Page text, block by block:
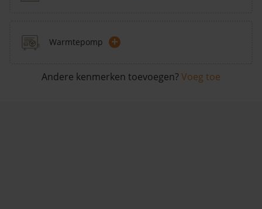
Warmtepomp +
Andere kenmerken toevoegen? Voeg toe